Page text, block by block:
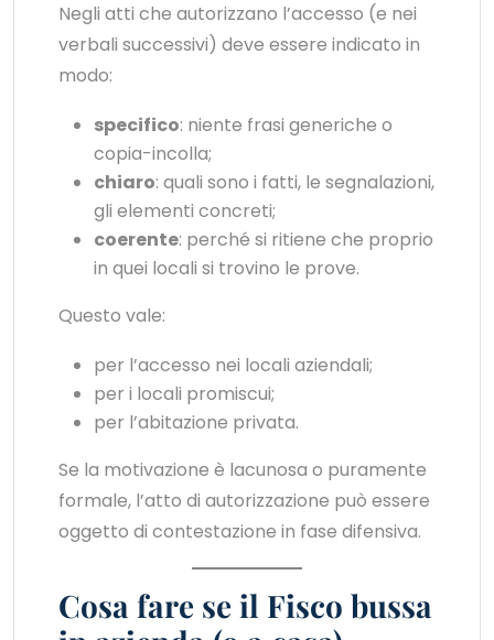
Negli atti che autorizzano l’accesso (e nei
verbali successivi) deve essere indicato in
modo:
specifico: niente frasi generiche o
copia-incolla;
chiaro: quali sono i fatti, le segnalazioni,
gli elementi concreti;
coerente: perché si ritiene che proprio
in quei locali si trovino le prove.
Questo vale:
per l’accesso nei locali aziendali;
per i locali promiscui;
per l’abitazione privata.
Se la motivazione è lacunosa o puramente
formale, l’atto di autorizzazione può essere
oggetto di contestazione in fase difensiva.
Cosa fare se il Fisco bussa